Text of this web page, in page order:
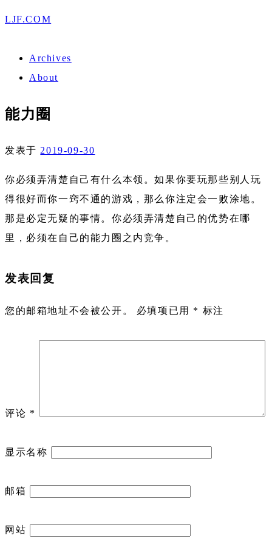
LJF.COM
Archives
About
能力圈
发表于 2019-09-30
你必须弄清楚自己有什么本领。如果你要玩那些别人玩
得很好而你一窍不通的游戏，那么你注定会一败涂地。
那是必定无疑的事情。你必须弄清楚自己的优势在哪
里，必须在自己的能力圈之内竞争。
发表回复
您的邮箱地址不会被公开。 必填项已用 * 标注
评论 *
显示名称
邮箱
网站